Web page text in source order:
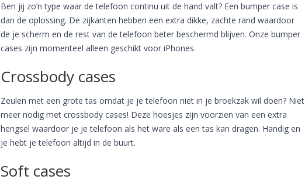
Ben jij zo’n type waar de telefoon continu uit de hand valt? Een bumper case is
dan de oplossing. De zijkanten hebben een extra dikke, zachte rand waardoor
de je scherm en de rest van de telefoon beter beschermd blijven. Onze bumper
cases zijn momenteel alleen geschikt voor iPhones.
Crossbody cases
Zeulen met een grote tas omdat je je telefoon niet in je broekzak wil doen? Niet
meer nodig met crossbody cases! Deze hoesjes zijn voorzien van een extra
hengsel waardoor je je telefoon als het ware als een tas kan dragen. Handig en
je hebt je telefoon altijd in de buurt.
Soft cases